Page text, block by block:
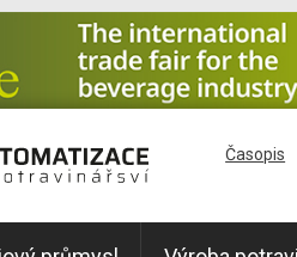
Časopis